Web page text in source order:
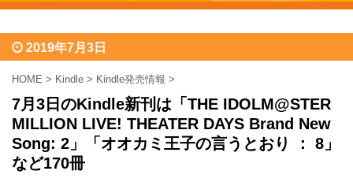
2019年7月3日
HOME > Kindle > Kindle発売情報 >
7月3日のKindle新刊は「THE IDOLM@STER
MILLION LIVE! THEATER DAYS Brand New
Song: 2」「オオカミ王子の言うとおり ： 8」
など170冊